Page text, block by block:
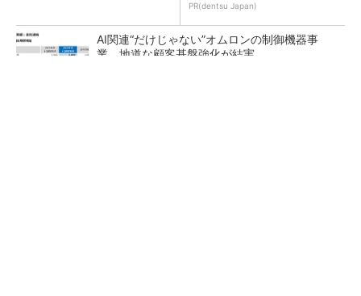
PR(dentsu Japan)
AI関連“だけじゃない”オムロンの制御機器事
業、地道な顧客基盤強化が結実